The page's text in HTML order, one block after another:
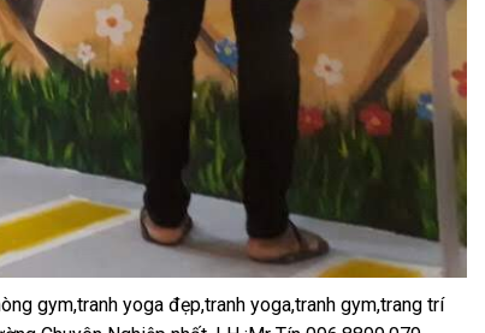
gym,tranh yoga đẹp,tranh yoga,tranh gym,trang trí